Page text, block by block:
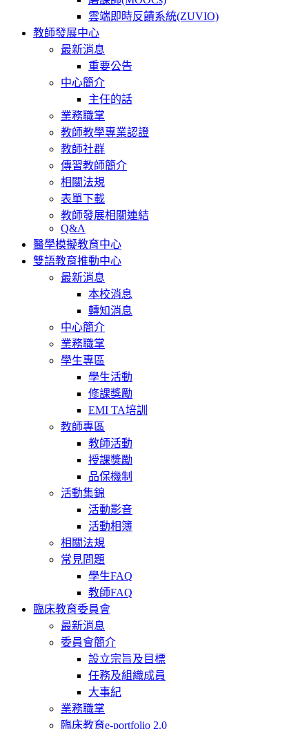
雲端即時反饋系統(ZUVIO)
教師發展中心
最新消息
重要公告
中心簡介
主任的話
業務職掌
教師教學專業認證
教師社群
傳習教師簡介
相關法規
表單下載
教師發展相關連結
Q&A
醫學模擬教育中心
雙語教育推動中心
最新消息
本校消息
轉知消息
中心簡介
業務職掌
學生專區
學生活動
修課獎勵
EMI TA培訓
教師專區
教師活動
授課獎勵
品保機制
活動集錦
活動影音
活動相簿
相關法規
常見問題
學生FAQ
教師FAQ
臨床教育委員會
最新消息
委員會簡介
設立宗旨及目標
任務及組織成員
大事紀
業務職掌
臨床教育e-portfolio 2.0